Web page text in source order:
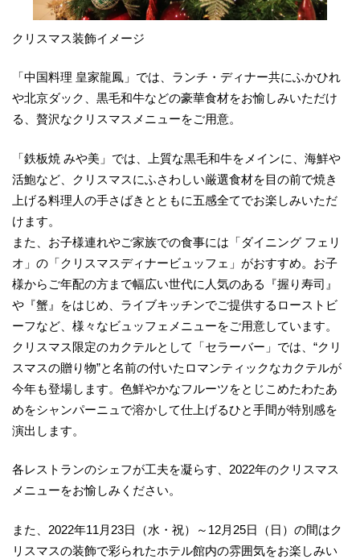
クリスマス装飾イメージ
「中国料理 皇家龍鳳」では、ランチ・ディナー共にふかひれ
や北京ダック、黒毛和牛などの豪華食材をお愉しみいただけ
る、贅沢なクリスマスメニューをご用意。
「鉄板焼 みや美」では、上質な黒毛和牛をメインに、海鮮や
活鮑など、クリスマスにふさわしい厳選食材を目の前で焼き
上げる料理人の手さばきとともに五感全てでお楽しみいただ
けます。
また、お子様連れやご家族での食事には「ダイニング フェリ
オ」の「クリスマスディナービュッフェ」がおすすめ。お子
様からご年配の方まで幅広い世代に人気のある『握り寿司』
や『蟹』をはじめ、ライブキッチンでご提供するローストビ
ーフなど、様々なビュッフェメニューをご用意しています。
クリスマス限定のカクテルとして「セラーバー」では、“クリ
スマスの贈り物”と名前の付いたロマンティックなカクテルが
今年も登場します。色鮮やかなフルーツをとじこめたわたあ
めをシャンパーニュで溶かして仕上げるひと手間が特別感を
演出します。
各レストランのシェフが工夫を凝らす、2022年のクリスマス
メニューをお愉しみください。
また、2022年11月23日（水・祝）～12月25日（日）の間はク
リスマスの装飾で彩られたホテル館内の雰囲気をお楽しみい